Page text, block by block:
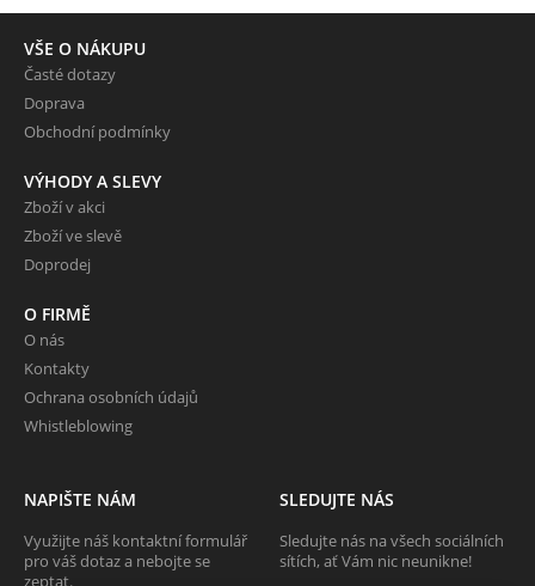
VŠE O NÁKUPU
Časté dotazy
Doprava
Obchodní podmínky
VÝHODY A SLEVY
Zboží v akci
Zboží ve slevě
Doprodej
O FIRMĚ
O nás
Kontakty
Ochrana osobních údajů
Whistleblowing
NAPIŠTE NÁM
Využijte náš kontaktní formulář
pro váš dotaz a nebojte se
zeptat.
SLEDUJTE NÁS
Sledujte nás na všech sociálních
sítích, ať Vám nic neunikne!